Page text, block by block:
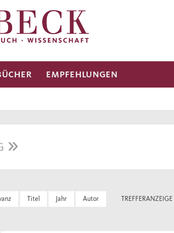
EMPFEHLUNGEN
Titel Jahr Autor TREFFERANZEIGE